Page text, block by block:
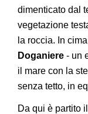
dimenticato dal
vegetazione
la roccia. In
Doganiere - un
il mare con la
senza tetto, in
Da qui è partito il